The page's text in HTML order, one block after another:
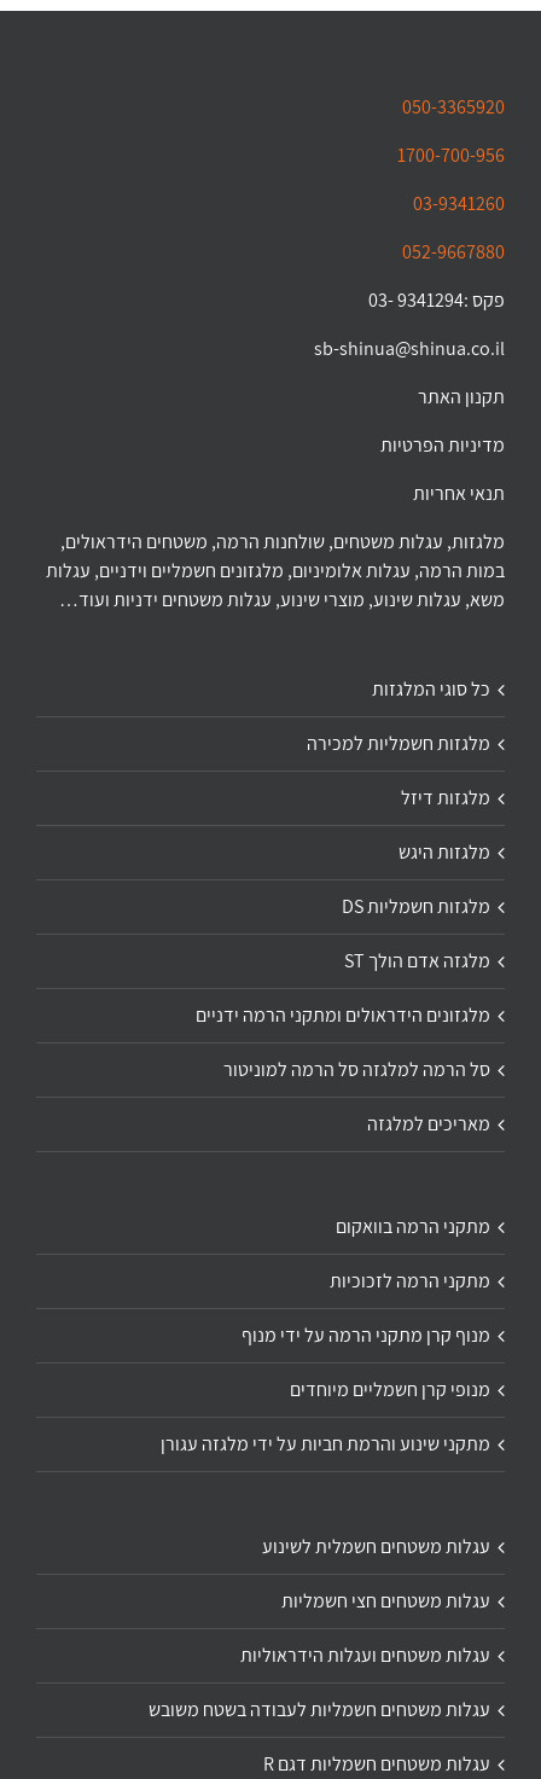
050-3365920
1700-700-956
03-9341260
052-9667880
פקס :9341294 -03
sb-shinua@shinua.co.il
תקנון האתר
מדיניות הפרטיות
תנאי אחריות
מלגזות, עגלות משטחים, שולחנות הרמה, משטחים הידראולים,
במות הרמה, עגלות אלומיניום, מלגזונים חשמליים וידניים, עגלות
משא, עגלות שינוע, מוצרי שינוע, עגלות משטחים ידניות ועוד…
כל סוגי המלגזות
מלגזות חשמליות למכירה
מלגזות דיזל
מלגזות היגש
מלגזות חשמליות DS
מלגזה אדם הולך ST
מלגזונים הידראולים ומתקני הרמה ידניים
סל הרמה למלגזה סל הרמה למוניטור
מאריכים למלגזה
מתקני הרמה בוואקום
מתקני הרמה לזכוכיות
מנוף קרן מתקני הרמה על ידי מנוף
מנופי קרן חשמליים מיוחדים
מתקני שינוע והרמת חביות על ידי מלגזה עגורן
עגלות משטחים חשמלית לשינוע
עגלות משטחים חצי חשמליות
עגלות משטחים ועגלות הידראוליות
עגלות משטחים חשמליות לעבודה בשטח משובש
עגלות משטחים חשמליות דגם R